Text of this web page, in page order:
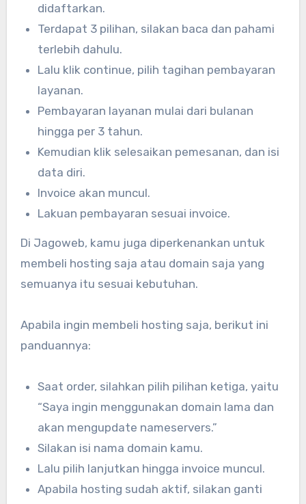
didaftarkan.
Terdapat 3 pilihan, silakan baca dan pahami
terlebih dahulu.
Lalu klik continue, pilih tagihan pembayaran
layanan.
Pembayaran layanan mulai dari bulanan
hingga per 3 tahun.
Kemudian klik selesaikan pemesanan, dan isi
data diri.
Invoice akan muncul.
Lakuan pembayaran sesuai invoice.
Di Jagoweb, kamu juga diperkenankan untuk
membeli hosting saja atau domain saja yang
semuanya itu sesuai kebutuhan.
Apabila ingin membeli hosting saja, berikut ini
panduannya:
Saat order, silahkan pilih pilihan ketiga, yaitu
“Saya ingin menggunakan domain lama dan
akan mengupdate nameservers.”
Silakan isi nama domain kamu.
Lalu pilih lanjutkan hingga invoice muncul.
Apabila hosting sudah aktif, silakan ganti